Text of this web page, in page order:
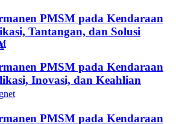
PMSM pada Kendaraan
Tantangan, dan Solusi
PMSM pada Kendaraan
Inovasi, dan Keahlian
PMSM pada Kendaraan